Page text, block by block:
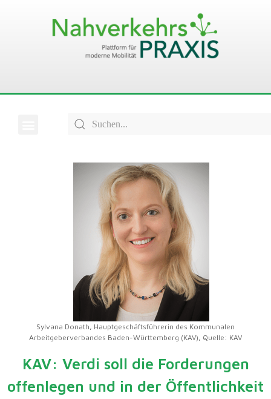
Sylvana Donath, Hauptgeschäftsführerin des Kommunalen
Arbeitgeberverbandes Baden-Württemberg (KAV), Quelle: KAV
KAV: Verdi soll die Forderungen
offenlegen und in der Öffentlichkeit